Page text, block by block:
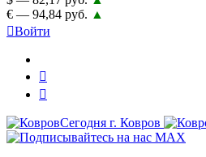
€ — 94,84 руб. ▲
Войти